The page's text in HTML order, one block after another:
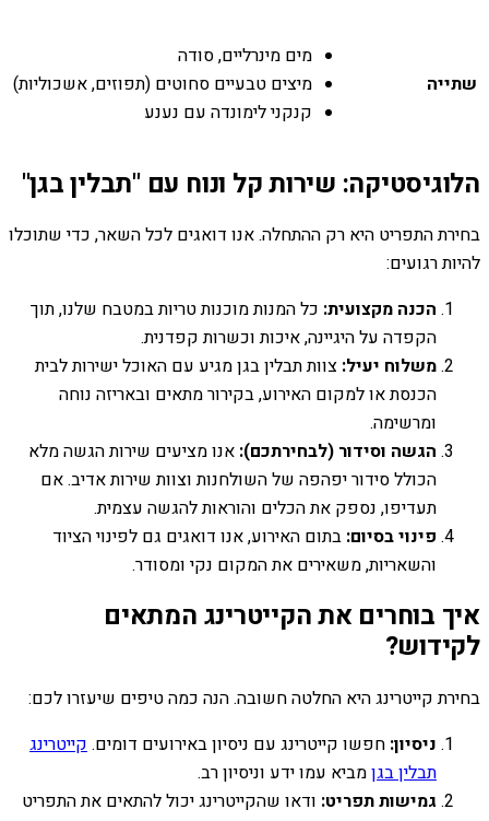
שתייה
מים מינרליים, סודה
מיצים טבעיים סחוטים (תפוזים, אשכוליות)
קנקני לימונדה עם נענע
הלוגיסטיקה: שירות קל ונוח עם "תבלין בגן"
בחירת התפריט היא רק ההתחלה. אנו דואגים לכל השאר, כדי שתוכלו
להיות רגועים:
הכנה מקצועית: כל המנות מוכנות טריות במטבח שלנו, תוך
הקפדה על היגיינה, איכות וכשרות קפדנית.
משלוח יעיל: צוות תבלין בגן מגיע עם האוכל ישירות לבית
הכנסת או למקום האירוע, בקירור מתאים ובאריזה נוחה
ומרשימה.
הגשה וסידור (לבחירתכם): אנו מציעים שירות הגשה מלא
הכולל סידור יפהפה של השולחנות וצוות שירות אדיב. אם
תעדיפו, נספק את הכלים והוראות להגשה עצמית.
פינוי בסיום: בתום האירוע, אנו דואגים גם לפינוי הציוד
והשאריות, משאירים את המקום נקי ומסודר.
איך בוחרים את הקייטרינג המתאים
לקידוש?
בחירת קייטרינג היא החלטה חשובה. הנה כמה טיפים שיעזרו לכם:
ניסיון: חפשו קייטרינג עם ניסיון באירועים דומים.קייטרינג
תבלין בגןמביא עמו ידע וניסיון רב.
גמישות תפריט: ודאו שהקייטרינג יכול להתאים את התפריט